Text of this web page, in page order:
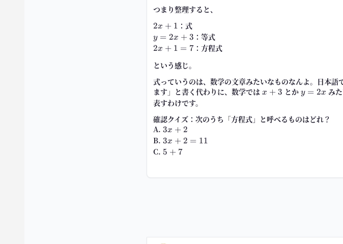
つまり整理すると、
2x+1
2x + 1 ：式
y=2x+3
y = 2x + 3 ：等式
2x+1=7
2x + 1 = 7：方程式
という感じ。
式っていうのは、数学の文章みたいなものなんよ。日本語
ます」と書く代わりに、数学では x+3
x + 3 とか y=2x
y = 2x み
表すわけです。
確認クイズ：次のうち「方程式」と呼べるものはどれ？
A. 3x+2
3x + 2
B. 3x+2=11
3x + 2 = 11
C. 5+7
5 + 7